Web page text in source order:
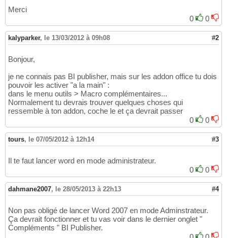
Merci
0
0
kalyparker, le 13/03/2012 à 09h08 #2
Bonjour,
je ne connais pas BI publisher, mais sur les addon office tu dois
pouvoir les activer "a la main" :
dans le menu outils > Macro complémentaires...
Normalement tu devrais trouver quelques choses qui
ressemble à ton addon, coche le et ça devrait passer
0
0
tours, le 07/05/2012 à 12h14 #3
Il te faut lancer word en mode administrateur.
0
0
dahmane2007, le 28/05/2013 à 22h13 #4
Non pas obligé de lancer Word 2007 en mode Adminstrateur.
Ça devrait fonctionner et tu vas voir dans le dernier onglet "
Compléments " BI Publisher.